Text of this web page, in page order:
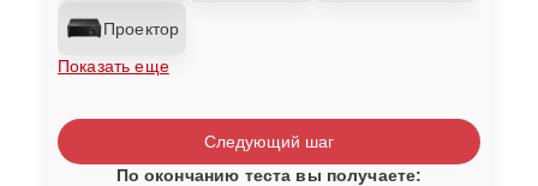
Проектор
Показать еще
Следующий шаг
По окончанию теста вы получаете: